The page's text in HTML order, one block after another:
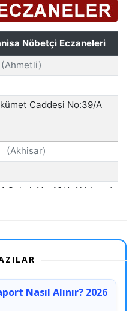
Nasıl Alınır? 2026